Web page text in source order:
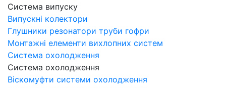
Система випуску
Випускні колектори
Глушники резонатори труби гофри
Монтажні елементи вихлопних систем
Система охолодження
Система охолодження
Віскомуфти системи охолодження